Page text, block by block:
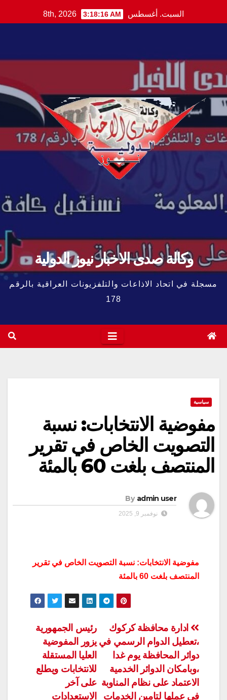
to
السبت. أغسطس 8th, 2026 3:18:17 AM
وكالة صدى الاخبار نيوز الدولية
مسجلة في اتحاد الاذاعات والتلفزيونات العراقية بالرقم
178
سياسية
مفوضية الانتخابات: نسبة
التصويت الخاص في تقرير
المنتصف بلغت 60 بالمئة
By admin user
نوفمبر 9, 2025
مفوضية الانتخابات: نسبة التصويت الخاص في تقرير
المنتصف بلغت 60 بالمئة
تصفّح
المقالات
رئيس الجمهورية
يزور المفوضية
العليا المستقلة
للانتخابات ويطلع
على آخر
الاستعدادات
ادارة محافظة كركوك
،تعطيل الدوام الرسمي في
دوائر المحافظة يوم غدا
،وبامكان الدوائر الخدمية
الاعتماد على نظام المناوبة
في عملها لتامين الخدمات